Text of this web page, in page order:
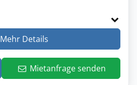
Mehr Details
Mietanfrage senden